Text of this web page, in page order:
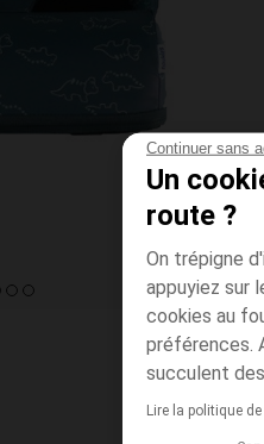
Continuer sans
Un
route ?
On trépigne
appuyiez sur
cookies au
préférences.
succulent
Lire la politique